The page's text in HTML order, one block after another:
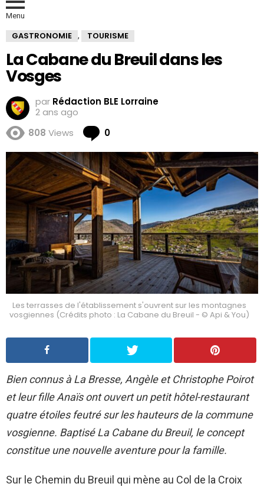
Menu
GASTRONOMIE , TOURISME
La Cabane du Breuil dans les
Vosges
par Rédaction BLE Lorraine
2 ans ago
808 Views 0
Les terrasses de l'établissement s'ouvrent sur les montagnes
vosgiennes (Crédits photo : La Cabane du Breuil - © Api & You)
Bien connus à La Bresse, Angèle et Christophe Poirot
et leur fille Anaïs ont ouvert un petit hôtel-restaurant
quatre étoiles feutré sur les hauteurs de la commune
vosgienne. Baptisé La Cabane du Breuil, le concept
constitue une nouvelle aventure pour la famille.
Sur le Chemin du Breuil qui mène au Col de la Croix